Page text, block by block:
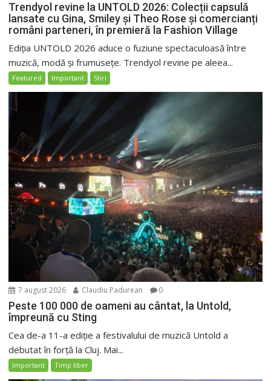
Trendyol revine la UNTOLD 2026: Colecții capsulă
lansate cu Gina, Smiley și Theo Rose și comercianți
români parteneri, în premieră la Fashion Village
Ediția UNTOLD 2026 aduce o fuziune spectaculoasă între
muzică, modă și frumusețe. Trendyol revine pe aleea...
Featured Important Stiri
7 august 2026 Claudiu Padurean 0
Peste 100 000 de oameni au cântat, la Untold,
împreună cu Sting
Cea de-a 11-a ediție a festivalului de muzică Untold a
debutat în forță la Cluj. Mai...
Important Timp liber